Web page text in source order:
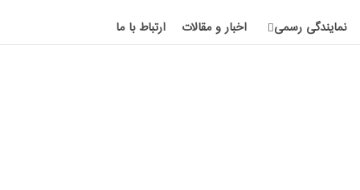
نمایندگی رسمی اخبار و مقالات ارتباط با ما